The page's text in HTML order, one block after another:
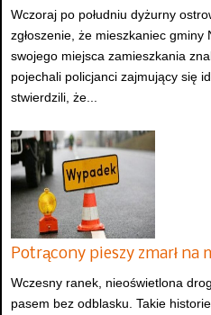
Wczoraj po południu dyżurny
zgłoszenie, że mieszkaniec
swojego miejsca zamieszkania
pojechali policjanci zajmujący się
stwierdzili, że...
Potrącony pieszy zmarł na
Wczesny ranek, nieoświetlona
pasem bez odblasku. Takie